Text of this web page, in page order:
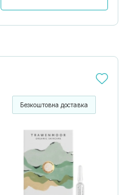
Безкоштовна доставка